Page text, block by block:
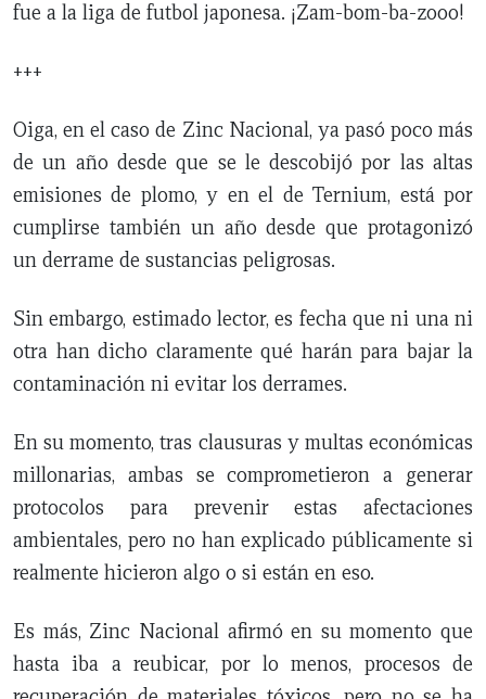
fue a la liga de futbol japonesa. ¡Zam-bom-ba-zooo!
+++
Oiga, en el caso de Zinc Nacional, ya pasó poco más
de un año desde que se le descobijó por las altas
emisiones de plomo, y en el de Ternium, está por
cumplirse también un año desde que protagonizó
un derrame de sustancias peligrosas.
Sin embargo, estimado lector, es fecha que ni una ni
otra han dicho claramente qué harán para bajar la
contaminación ni evitar los derrames.
En su momento, tras clausuras y multas económicas
millonarias, ambas se comprometieron a generar
protocolos para prevenir estas afectaciones
ambientales, pero no han explicado públicamente si
realmente hicieron algo o si están en eso.
Es más, Zinc Nacional afirmó en su momento que
hasta iba a reubicar, por lo menos, procesos de